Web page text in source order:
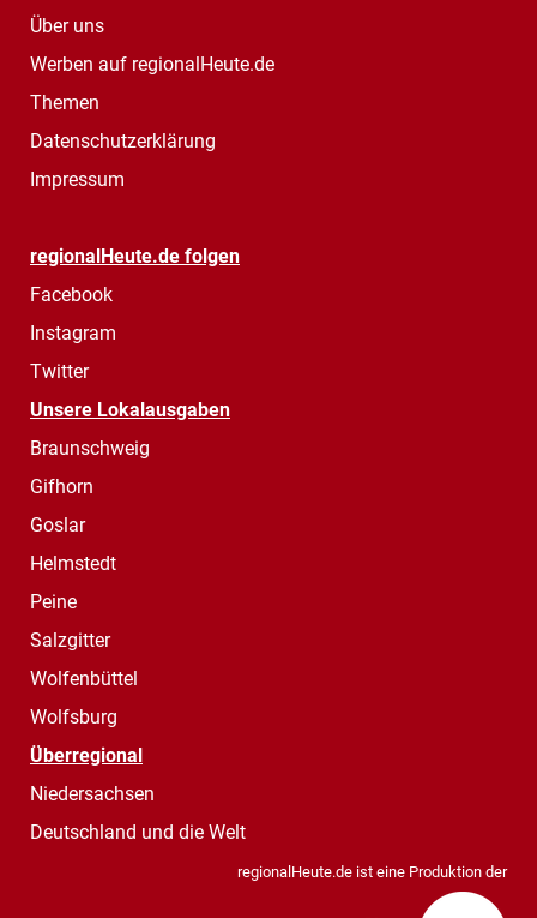
Über uns
Werben auf regionalHeute.de
Themen
Datenschutzerklärung
Impressum
regionalHeute.de folgen
Facebook
Instagram
Twitter
Unsere Lokalausgaben
Braunschweig
Gifhorn
Goslar
Helmstedt
Peine
Salzgitter
Wolfenbüttel
Wolfsburg
Überregional
Niedersachsen
Deutschland und die Welt
regionalHeute.de ist eine Produktion der